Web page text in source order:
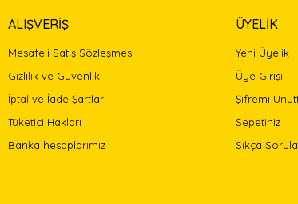
Gönder
ALIŞVERİŞ
Mesafeli Satış Sözleşmesi
Gizlilik ve Güvenlik
İptal ve İade Şartları
Tüketici Hakları
Banka hesaplarımız
ÜYELİK
Yeni Üyelik
Üye Girişi
Şifremi
Sepetiniz
Sıkça